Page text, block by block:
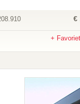
€
+ Favoriet